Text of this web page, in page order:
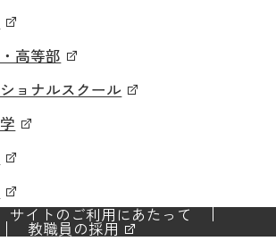
高等部
ョナルスクール
サイトのご利用にあたって
教職員の採用